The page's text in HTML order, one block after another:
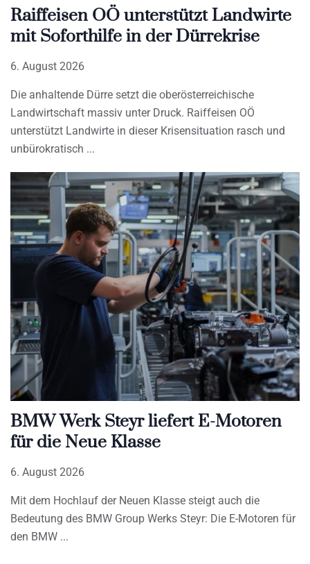
Raiffeisen OÖ unterstützt Landwirte
mit Soforthilfe in der Dürrekrise
6. August 2026
Die anhaltende Dürre setzt die oberösterreichische
Landwirtschaft massiv unter Druck. Raiffeisen OÖ
unterstützt Landwirte in dieser Krisensituation rasch und
unbürokratisch
BMW Werk Steyr liefert E-Motoren
für die Neue Klasse
6. August 2026
Mit dem Hochlauf der Neuen Klasse steigt auch die
Bedeutung des BMW Group Werks Steyr: Die E-Motoren für
den BMW